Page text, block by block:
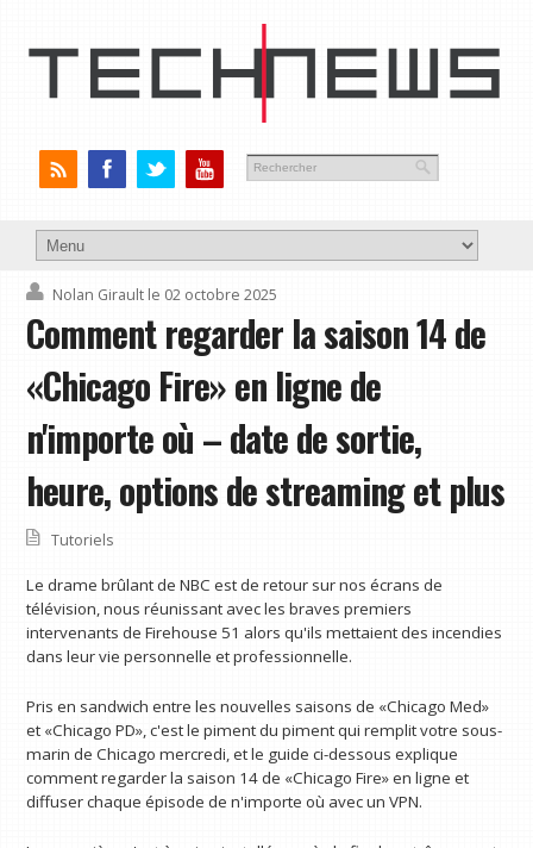
Nolan Girault le 02 octobre 2025
Comment regarder la saison 14 de
«Chicago Fire» en ligne de
n'importe où – date de sortie,
heure, options de streaming et plus
Tutoriels
Le drame brûlant de NBC est de retour sur nos écrans de
télévision, nous réunissant avec les braves premiers
intervenants de Firehouse 51 alors qu'ils mettaient des incendies
dans leur vie personnelle et professionnelle.
Pris en sandwich entre les nouvelles saisons de «Chicago Med»
et «Chicago PD», c'est le piment du piment qui remplit votre sous-
marin de Chicago mercredi, et le guide ci-dessous explique
comment regarder la saison 14 de «Chicago Fire» en ligne et
diffuser chaque épisode de n'importe où avec un VPN.